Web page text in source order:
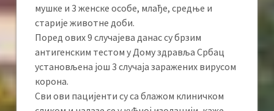
мушке и 3 женске особе, млађе, средње и
старије животне доби.
Поред ових 9 случајева данас су брзим
антигенским тестом у Дому здравља Србац
установљена још 3 случаја заражених вирусом
корона.
Сви ови пацијенти су са блажом клиничком